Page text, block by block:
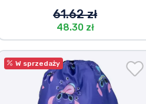
61.62 zł
48.30 zł
W sprzedaży